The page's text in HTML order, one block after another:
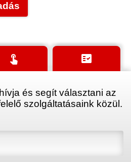
touch_app fact_check
és segít választani az
szolgáltatásaink közül.